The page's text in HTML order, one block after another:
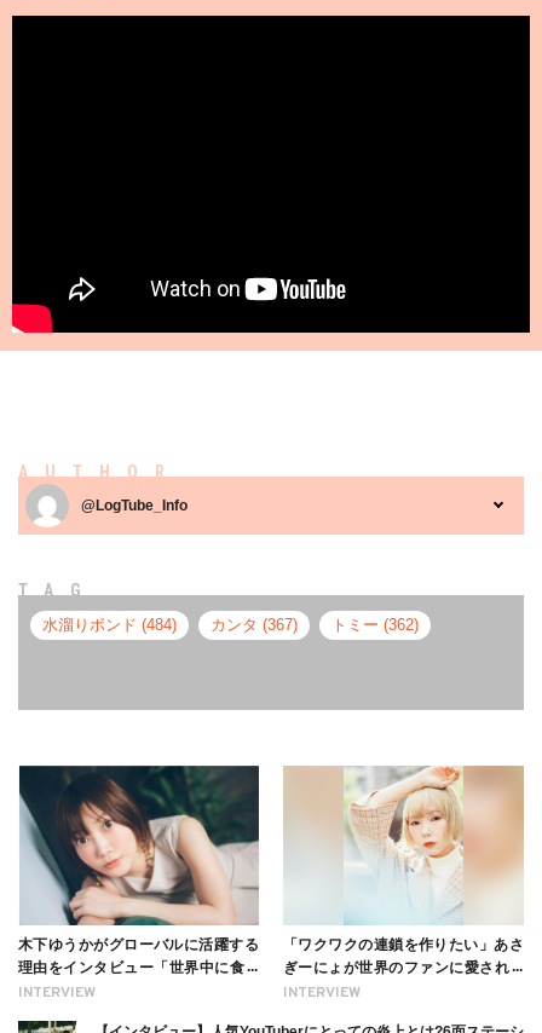
AUTHOR
@LogTube_Info
TAG
水溜りボンド (484) カンタ (367) トミー (362)
INTERVIEW
木下ゆうかがグローバルに活躍する
理由をインタビュー「世界中に食べ
る幸せを伝えたい」新事務所加入に
INTERVIEW
「ワクワクの連鎖を作りたい」あさ
ぎーにょが世界のファンに愛される
理由【インタビュー】